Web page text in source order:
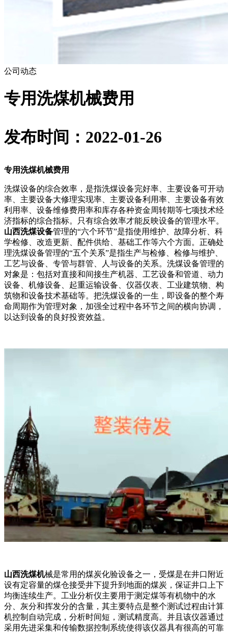
公司动态
专用洗煤机械费用
发布时间：2022-01-26
专用洗煤机械费用
洗煤设备的综合效率，是指洗煤设备完好率、主要设备可开动
率、主要设备大修理实现率、主要设备利用率、主要设备有效
利用率、设备维修费用率和库存各种资金周转期等七项技术经
济指标的综合指标。只有综合效率才能反映设备的管理水平。
山西洗煤设备管理的“六个环节”是指使用维护、故障分析、科
学检修、改造更新、配件供给、基础工作等六个方面。正确处
理洗煤设备管理的“五个关系”是指生产与检修、检修与维护、
工艺与设备、专管与群管、人与设备的关系。洗煤设备管理的
对象是：包括对直接和间接生产机器、工艺设备和管道、动力
设备、机修设备、起重运输设备、仪器仪表、工业建筑物、构
筑物和设备技术基础等。把洗煤设备的一生，即设备的整个寿
命周期作为管理对象，加强全过程中各环节之间的横向协调，
以达到设备的良好投资效益。
山西洗煤机械是常用的煤炭化验设备之一，受煤是在井口附近
设有定容量的煤仓接受井下提升到地面的煤炭，保证井口上下
均衡连续生产。工业分析仪主要用于测定煤等有机物中的水
分、灰分和挥发分的含量，其主要特点是整个测试过程由计算
机控制自动完成，分析时间短，测试精度高。并且该仪器通过
采用先进采集和传输数据控制系统使得该仪器具有很高的可靠